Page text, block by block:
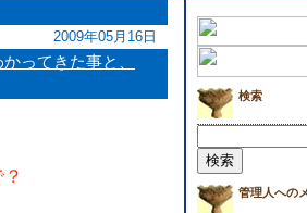
2009年05月16日
ってきた事と、
検索
索:
管理人への